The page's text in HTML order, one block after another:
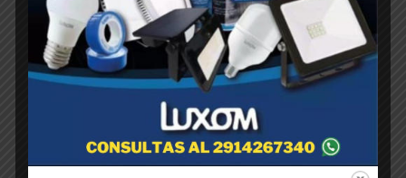
Rotomoldeada PIRAMIDAL
Negra 35cm x 35cm